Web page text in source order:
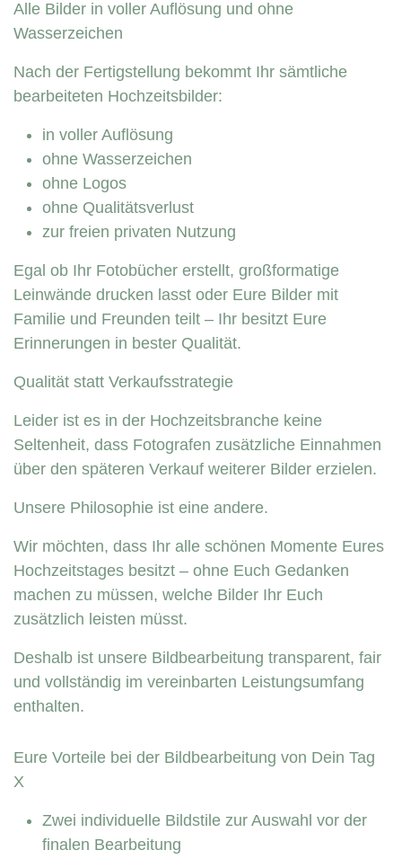
Alle Bilder in voller Auflösung und ohne
Wasserzeichen
Nach der Fertigstellung bekommt Ihr sämtliche
bearbeiteten Hochzeitsbilder:
in voller Auflösung
ohne Wasserzeichen
ohne Logos
ohne Qualitätsverlust
zur freien privaten Nutzung
Egal ob Ihr Fotobücher erstellt, großformatige
Leinwände drucken lasst oder Eure Bilder mit
Familie und Freunden teilt – Ihr besitzt Eure
Erinnerungen in bester Qualität.
Qualität statt Verkaufsstrategie
Leider ist es in der Hochzeitsbranche keine
Seltenheit, dass Fotografen zusätzliche Einnahmen
über den späteren Verkauf weiterer Bilder erzielen.
Unsere Philosophie ist eine andere.
Wir möchten, dass Ihr alle schönen Momente Eures
Hochzeitstages besitzt – ohne Euch Gedanken
machen zu müssen, welche Bilder Ihr Euch
zusätzlich leisten müsst.
Deshalb ist unsere Bildbearbeitung transparent, fair
und vollständig im vereinbarten Leistungsumfang
enthalten.
Eure Vorteile bei der Bildbearbeitung von Dein Tag
X
Zwei individuelle Bildstile zur Auswahl vor der
finalen Bearbeitung